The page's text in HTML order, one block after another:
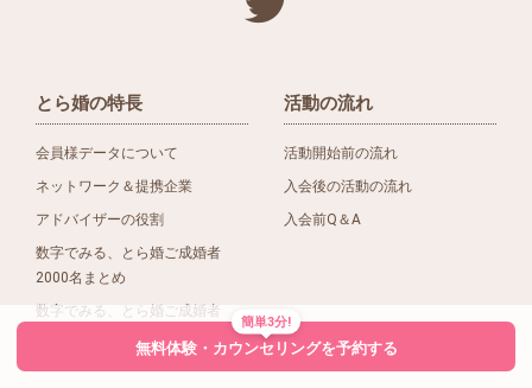
とら婚の特長
会員様データについて
ネットワーク＆提携企業
アドバイザーの役割
数字でみる、とら婚ご成婚者
2000名まとめ
数字でみる、とら婚ご成婚者
活動の流れ
活動開始前の流れ
入会後の活動の流れ
入会前Q＆A
簡単3分!
無料体験・カウンセリングを予約する